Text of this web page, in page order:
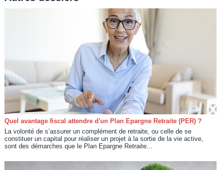
Quel avantage fiscal attendre d'un Plan Epargne Retraite (PER) ?
La volonté de s’assurer un complément de retraite, ou celle de se
constituer un capital pour réaliser un projet à la sortie de la vie active,
sont des démarches que le Plan Epargne Retraite...